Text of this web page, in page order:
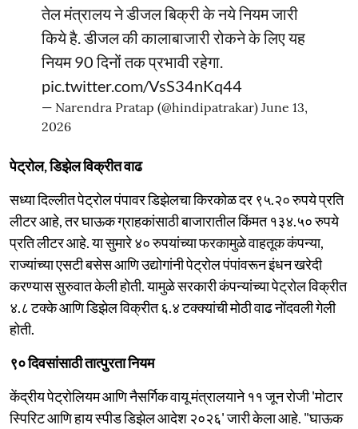
तेल मंत्रालय ने डीजल बिक्री के नये नियम जारी
किये है. डीजल की कालाबाजारी रोकने के लिए यह
नियम 90 दिनों तक प्रभावी रहेगा.
pic.twitter.com/VsS34nKq44
— Narendra Pratap (@hindipatrakar) June 13,
2026
पेट्रोल, डिझेल विक्रीत वाढ
सध्या दिल्लीत पेट्रोल पंपावर डिझेलचा किरकोळ दर ९५.२० रुपये प्रति
लीटर आहे, तर घाऊक ग्राहकांसाठी बाजारातील किंमत १३४.५० रुपये
प्रति लीटर आहे. या सुमारे ४० रुपयांच्या फरकामुळे वाहतूक कंपन्या,
राज्यांच्या एसटी बसेस आणि उद्योगांनी पेट्रोल पंपांवरून इंधन खरेदी
करण्यास सुरुवात केली होती. यामुळे सरकारी कंपन्यांच्या पेट्रोल विक्रीत
४.८ टक्के आणि डिझेल विक्रीत ६.४ टक्क्यांची मोठी वाढ नोंदवली गेली
होती.
९० दिवसांसाठी तात्पुरता नियम
केंद्रीय पेट्रोलियम आणि नैसर्गिक वायू मंत्रालयाने ११ जून रोजी 'मोटार
स्पिरिट आणि हाय स्पीड डिझेल आदेश २०२६' जारी केला आहे. "घाऊक